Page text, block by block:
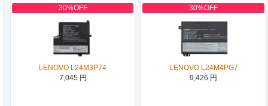
30%OFF
LENOVO L24M3P74
7,045 円
30%OFF
LENOVO L24M4PG7
9,426 円